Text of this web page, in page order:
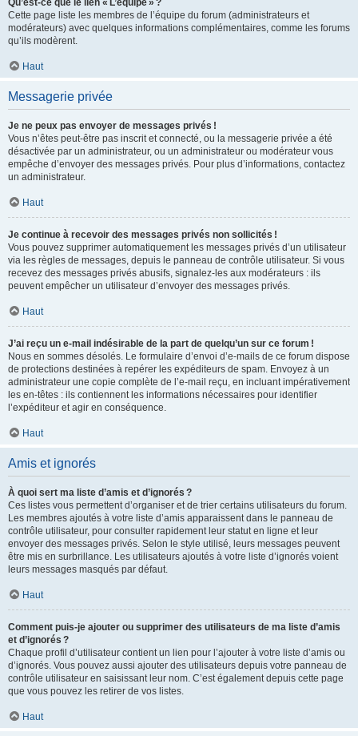
Qu’est-ce que le lien « L’équipe » ?
Cette page liste les membres de l’équipe du forum (administrateurs et
modérateurs) avec quelques informations complémentaires, comme les forums
qu’ils modèrent.
Haut
Messagerie privée
Je ne peux pas envoyer de messages privés !
Vous n’êtes peut-être pas inscrit et connecté, ou la messagerie privée a été
désactivée par un administrateur, ou un administrateur ou modérateur vous
empêche d’envoyer des messages privés. Pour plus d’informations, contactez
un administrateur.
Haut
Je continue à recevoir des messages privés non sollicités !
Vous pouvez supprimer automatiquement les messages privés d’un utilisateur
via les règles de messages, depuis le panneau de contrôle utilisateur. Si vous
recevez des messages privés abusifs, signalez-les aux modérateurs : ils
peuvent empêcher un utilisateur d’envoyer des messages privés.
Haut
J’ai reçu un e-mail indésirable de la part de quelqu’un sur ce forum !
Nous en sommes désolés. Le formulaire d’envoi d’e-mails de ce forum dispose
de protections destinées à repérer les expéditeurs de spam. Envoyez à un
administrateur une copie complète de l’e-mail reçu, en incluant impérativement
les en-têtes : ils contiennent les informations nécessaires pour identifier
l’expéditeur et agir en conséquence.
Haut
Amis et ignorés
À quoi sert ma liste d’amis et d’ignorés ?
Ces listes vous permettent d’organiser et de trier certains utilisateurs du forum.
Les membres ajoutés à votre liste d’amis apparaissent dans le panneau de
contrôle utilisateur, pour consulter rapidement leur statut en ligne et leur
envoyer des messages privés. Selon le style utilisé, leurs messages peuvent
être mis en surbrillance. Les utilisateurs ajoutés à votre liste d’ignorés voient
leurs messages masqués par défaut.
Haut
Comment puis-je ajouter ou supprimer des utilisateurs de ma liste d’amis
et d’ignorés ?
Chaque profil d’utilisateur contient un lien pour l’ajouter à votre liste d’amis ou
d’ignorés. Vous pouvez aussi ajouter des utilisateurs depuis votre panneau de
contrôle utilisateur en saisissant leur nom. C’est également depuis cette page
que vous pouvez les retirer de vos listes.
Haut